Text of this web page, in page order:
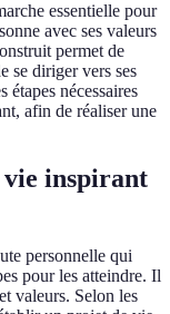
essentielle pour
avec ses valeurs
permet de
se diriger vers ses
nécessaires
afin de réaliser une
vie inspirant
personnelle qui
pour les atteindre. Il
valeurs. Selon les